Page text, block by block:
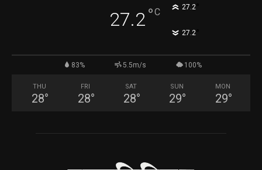
27.2°C 27.2°
27.2°
83% 5.5m/s 100%
THU
28°
FRI
28°
SAT
28°
SUN
29°
MON
29°